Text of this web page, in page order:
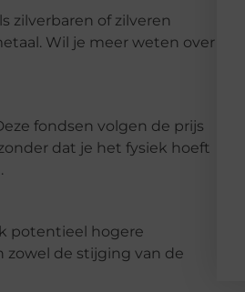
zilverbaren of zilveren
Wil je meer weten over
fondsen volgen de prijs
dat je het fysiek hoeft
potentieel hogere
zowel de stijging van de